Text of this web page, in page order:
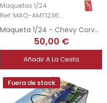
Maquetas 1/24
Ref: MAQ-AMT1236/12
Maqueta 1/24 - Chevy Corvette Custom 1968
50,00 €
Añadir A La Cesta
Fuera de stock